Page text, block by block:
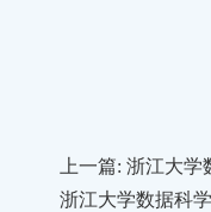
上一篇: 浙江大
浙江大学数据科